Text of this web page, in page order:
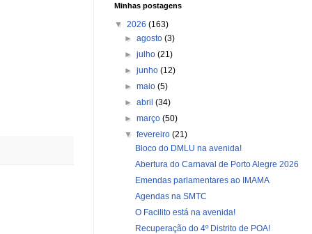
Minhas postagens
▼ 2026 (163)
►agosto(3)
►julho(21)
►junho(12)
►maio(5)
►abril(34)
►março(50)
▼fevereiro(21)
Bloco do DMLU na avenida!
Abertura do Carnaval de Porto Alegre 2026
Emendas parlamentares ao IMAMA
Agendas na SMTC
O Facilito está na avenida!
Recuperação do 4º Distrito de POA!